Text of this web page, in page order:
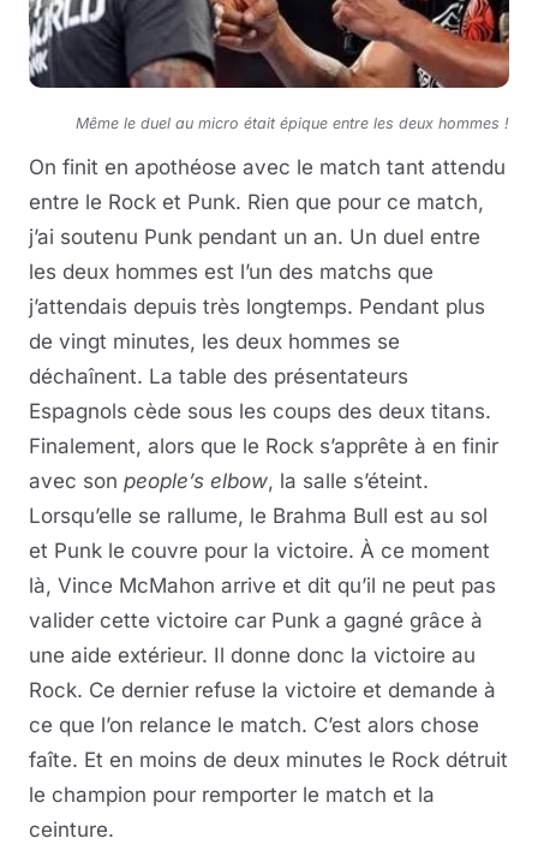
Même le duel au micro était épique entre les deux hommes !
On finit en apothéose avec le match tant attendu
entre le Rock et Punk. Rien que pour ce match,
j’ai soutenu Punk pendant un an. Un duel entre
les deux hommes est l’un des matchs que
j’attendais depuis très longtemps. Pendant plus
de vingt minutes, les deux hommes se
déchaînent. La table des présentateurs
Espagnols cède sous les coups des deux titans.
Finalement, alors que le Rock s’apprête à en finir
avec son people’s elbow, la salle s’éteint.
Lorsqu’elle se rallume, le Brahma Bull est au sol
et Punk le couvre pour la victoire. À ce moment
là, Vince McMahon arrive et dit qu’il ne peut pas
valider cette victoire car Punk a gagné grâce à
une aide extérieur. Il donne donc la victoire au
Rock. Ce dernier refuse la victoire et demande à
ce que l’on relance le match. C’est alors chose
faîte. Et en moins de deux minutes le Rock détruit
le champion pour remporter le match et la
ceinture.